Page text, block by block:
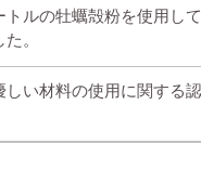
トルの牡蠣殻粉を使用し
。
しい材料の使用に関する